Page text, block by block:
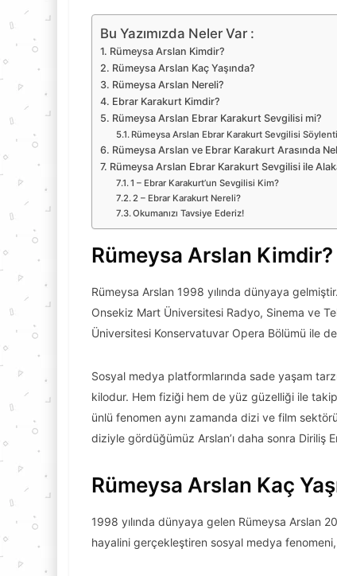
Bu Yazımızda Neler Var :
Rümeysa Arslan Kimdir?
Rümeysa Arslan Kaç Yaşında?
Rümeysa Arslan Nereli?
Ebrar Karakurt Kimdir?
Rümeysa Arslan Ebrar Karakurt Sevgilisi mi?
Rümeysa Arslan Ebrar Karakurt Sevgilisi
Rümeysa Arslan ve Ebrar Karakurt Arasında
Rümeysa Arslan Ebrar Karakurt Sevgilisi ile
1 – Ebrar Karakurt’un Sevgilisi Kim?
2 – Ebrar Karakurt Nereli?
Okumanızı Tavsiye Ederiz!
Rümeysa Arslan Kimdir?
Rümeysa Arslan 1998 yılında dünyaya
Onsekiz Mart Üniversitesi Radyo, Sinema ve
Üniversitesi Konservatuvar Opera Bölümü ile
Sosyal medya platformlarında sade yaşam
kilodur. Hem fiziği hem de yüz güzelliği ile
ünlü fenomen aynı zamanda dizi ve film
diziyle gördüğümüz Arslan’ı daha sonra Diriliş
Rümeysa Arslan Kaç
1998 yılında dünyaya gelen Rümeysa Arslan
hayalini gerçekleştiren sosyal medya